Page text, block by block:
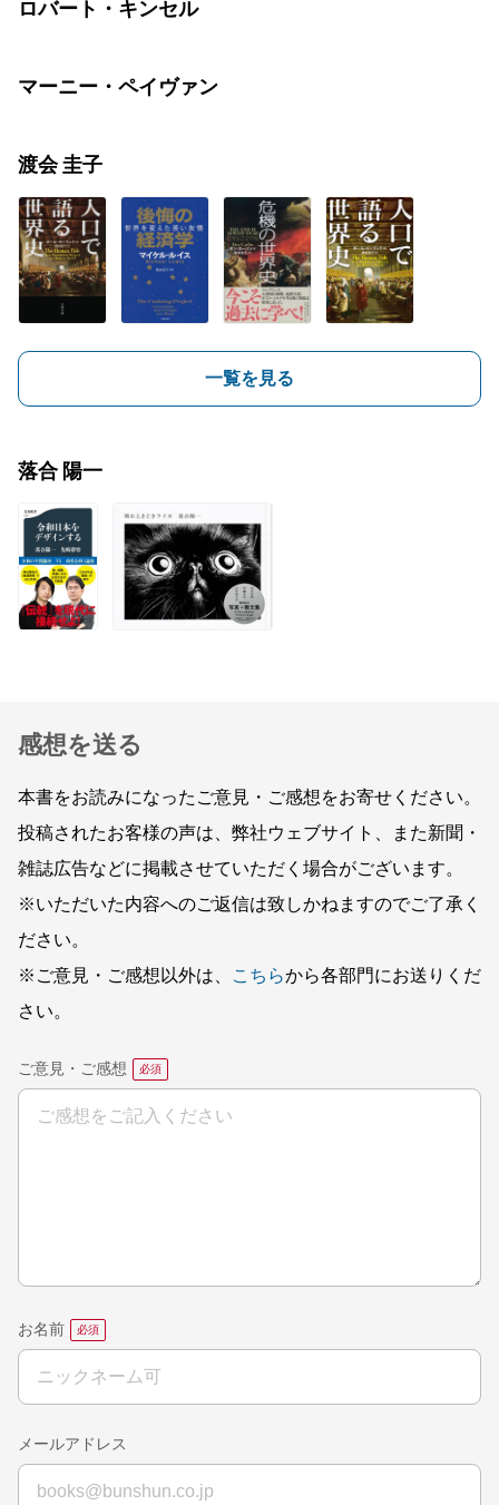
ロバート・キンセル
マーニー・ペイヴァン
渡会 圭子
一覧を見る
落合 陽一
感想を送る
本書をお読みになったご意見・ご感想をお寄せください。
投稿されたお客様の声は、弊社ウェブサイト、また新聞・
雑誌広告などに掲載させていただく場合がございます。
※いただいた内容へのご返信は致しかねますのでご了承く
ださい。
※ご意見・ご感想以外は、
こちらから各部門にお送りくだ
さい。
ご意見・ご感想
お名前
メールアドレス